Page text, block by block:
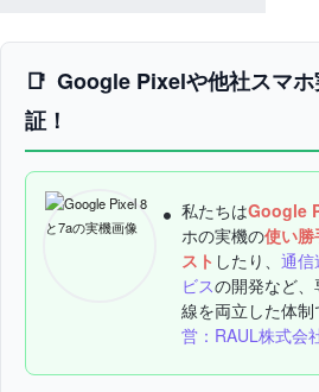
Google Pixelや他社スマ
証！
私たちはGoogle
ホの実機の使い勝
スト したり、 通信
ビスの開発など
線を両立した体制
営：RAUL株式会